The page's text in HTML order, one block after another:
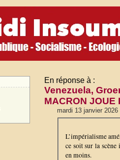
En réponse à :
Venezuela,
MACRON JOUE
mardi 13 janvier 2026
L’impérialisme
ce soit sur la
en moins.